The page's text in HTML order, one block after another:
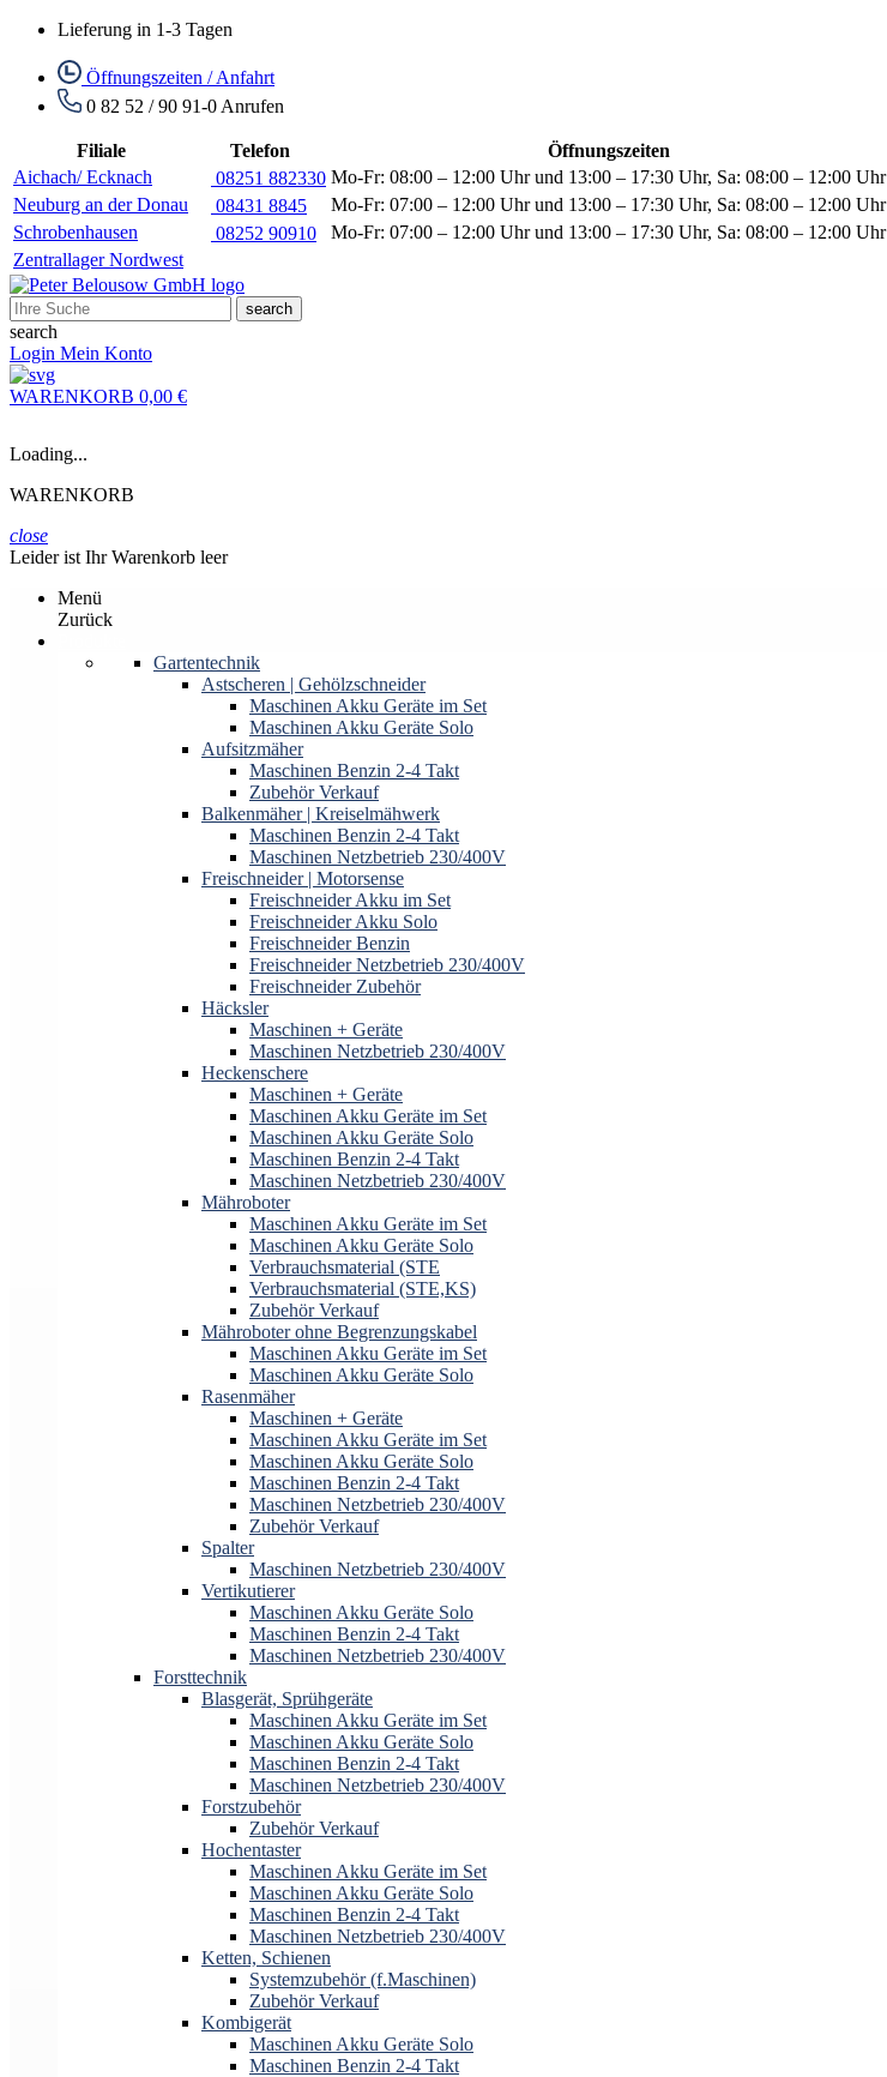
Lieferung in 1-3 Tagen
Öffnungszeiten / Anfahrt
0 82 52 / 90 91-0 Anrufen
Filiale Telefon Öffnungszeiten
Aichach/ Ecknach
08251 882330 Mo-Fr: 08:00 – 12:00 Uhr und 13:00 – 17:30 Uhr, Sa: 08:00 – 12:00 Uhr
Neuburg an der Donau
08431 8845 Mo-Fr: 07:00 – 12:00 Uhr und 13:00 – 17:30 Uhr, Sa: 08:00 – 12:00 Uhr
Schrobenhausen
08252 90910 Mo-Fr: 07:00 – 12:00 Uhr und 13:00 – 17:30 Uhr, Sa: 08:00 – 12:00 Uhr
Zentrallager Nordwest
search
search
Login Mein Konto
WARENKORB 0,00 €
Loading...
WARENKORB
close
Leider ist Ihr Warenkorb leer
Menü
Zurück
Gartentechnik
Astscheren | Gehölzschneider
Maschinen Akku Geräte im Set
Maschinen Akku Geräte Solo
Aufsitzmäher
Maschinen Benzin 2-4 Takt
Zubehör Verkauf
Balkenmäher | Kreiselmähwerk
Maschinen Benzin 2-4 Takt
Maschinen Netzbetrieb 230/400V
Freischneider | Motorsense
Freischneider Akku im Set
Freischneider Akku Solo
Freischneider Benzin
Freischneider Netzbetrieb 230/400V
Freischneider Zubehör
Häcksler
Maschinen + Geräte
Maschinen Netzbetrieb 230/400V
Heckenschere
Maschinen + Geräte
Maschinen Akku Geräte im Set
Maschinen Akku Geräte Solo
Maschinen Benzin 2-4 Takt
Maschinen Netzbetrieb 230/400V
Mähroboter
Maschinen Akku Geräte im Set
Maschinen Akku Geräte Solo
Verbrauchsmaterial (STE
Verbrauchsmaterial (STE,KS)
Zubehör Verkauf
Mähroboter ohne Begrenzungskabel
Maschinen Akku Geräte im Set
Maschinen Akku Geräte Solo
Rasenmäher
Maschinen + Geräte
Maschinen Akku Geräte im Set
Maschinen Akku Geräte Solo
Maschinen Benzin 2-4 Takt
Maschinen Netzbetrieb 230/400V
Zubehör Verkauf
Spalter
Maschinen Netzbetrieb 230/400V
Vertikutierer
Maschinen Akku Geräte Solo
Maschinen Benzin 2-4 Takt
Maschinen Netzbetrieb 230/400V
Forsttechnik
Blasgerät, Sprühgeräte
Maschinen Akku Geräte im Set
Maschinen Akku Geräte Solo
Maschinen Benzin 2-4 Takt
Maschinen Netzbetrieb 230/400V
Forstzubehör
Zubehör Verkauf
Hochentaster
Maschinen Akku Geräte im Set
Maschinen Akku Geräte Solo
Maschinen Benzin 2-4 Takt
Maschinen Netzbetrieb 230/400V
Ketten, Schienen
Systemzubehör (f.Maschinen)
Zubehör Verkauf
Kombigerät
Maschinen Akku Geräte Solo
Maschinen Benzin 2-4 Takt